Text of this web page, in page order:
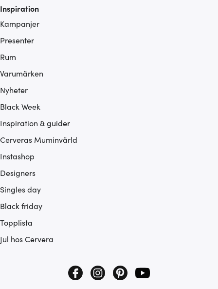
Inspiration
Kampanjer
Presenter
Rum
Varumärken
Nyheter
Black Week
Inspiration & guider
Cerveras Muminvärld
Instashop
Designers
Singles day
Black friday
Topplista
Jul hos Cervera